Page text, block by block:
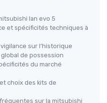
lan evo 5
et spécificités techniques à
sur l’historique
de possession
du marché
choix des kits de
sur la mitsubishi